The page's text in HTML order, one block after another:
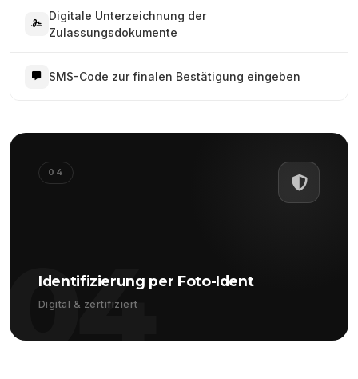
Digitale Unterzeichnung der
Zulassungsdokumente
SMS-Code zur finalen Bestätigung eingeben
04
04
Identifizierung per Foto-Ident
Digital & zertifiziert